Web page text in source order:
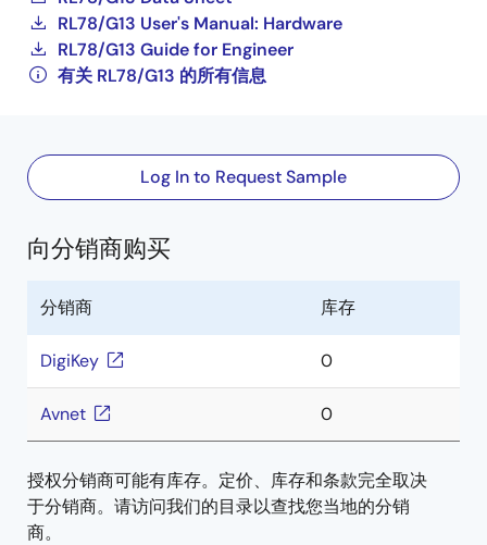
RL78/G13 User's Manual: Hardware
RL78/G13 Guide for Engineer
有关 RL78/G13 的所有信息
Log In to Request Sample
向分销商购买
分销商 库存
DigiKey 0
Avnet 0
授权分销商可能有库存。定价、库存和条款完全取决
于分销商。请访问我们的目录以查找您当地的分销
商。